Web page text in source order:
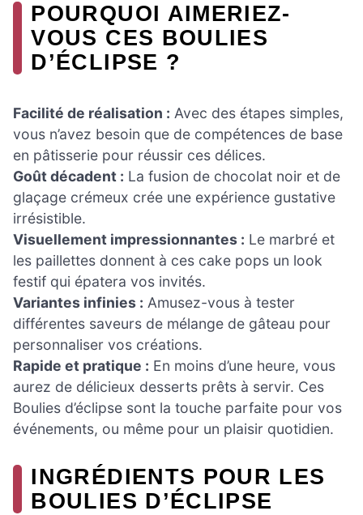
POURQUOI AIMERIEZ-
VOUS CES BOULIES
D’ÉCLIPSE ?
Facilité de réalisation : Avec des étapes simples,
vous n’avez besoin que de compétences de base
en pâtisserie pour réussir ces délices.
Goût décadent : La fusion de chocolat noir et de
glaçage crémeux crée une expérience gustative
irrésistible.
Visuellement impressionnantes : Le marbré et
les paillettes donnent à ces cake pops un look
festif qui épatera vos invités.
Variantes infinies : Amusez-vous à tester
différentes saveurs de mélange de gâteau pour
personnaliser vos créations.
Rapide et pratique : En moins d’une heure, vous
aurez de délicieux desserts prêts à servir. Ces
Boulies d’éclipse sont la touche parfaite pour vos
événements, ou même pour un plaisir quotidien.
INGRÉDIENTS POUR LES
BOULIES D’ÉCLIPSE